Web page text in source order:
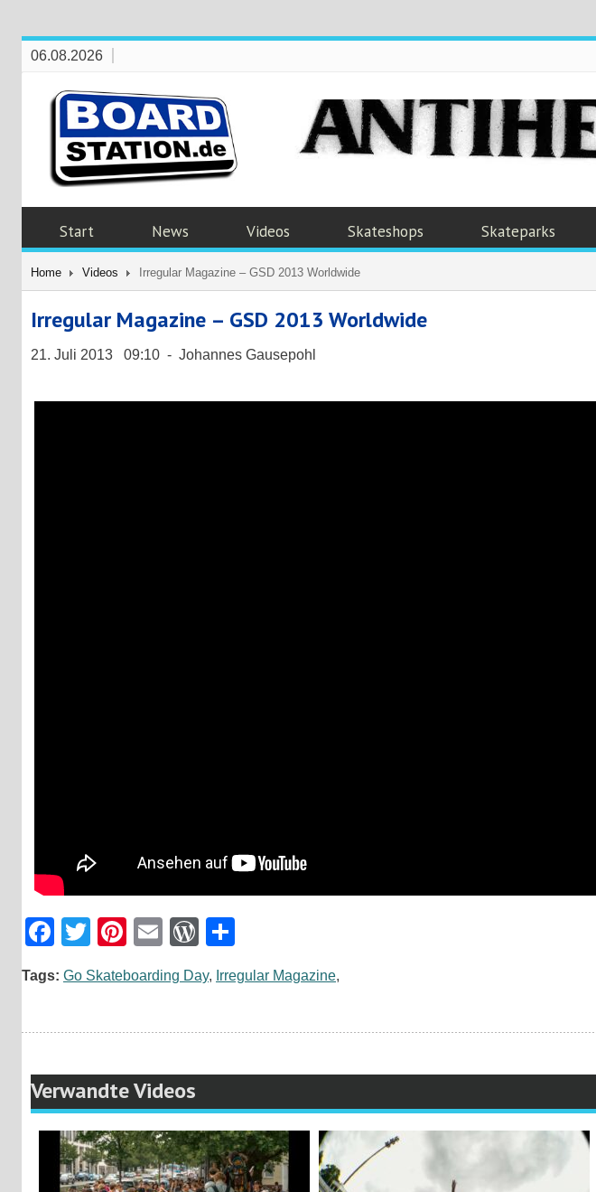
06.08.2026
Start News Videos Skateshops Skateparks
Home Videos Irregular Magazine – GSD 2013 Worldwide
Irregular Magazine – GSD 2013 Worldwide
21. Juli 2013 09:10 - Johannes Gausepohl
Facebook
Twitter
Pinterest
EmailWordPress
Tags: Go Skateboarding Day, Irregular Magazine,
Verwandte Videos